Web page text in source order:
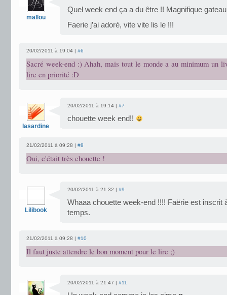
mallou
Quel week end ça a du être !! Magnifique
Faerie j’ai adoré, vite vite lis le !!!
20/02/2011 à 19:04 | #6
Sacré week-end :) Ahah, mais tout le monde a au minimum un
lire en priorité :D
lasardine
20/02/2011 à 19:14 | #7
chouette week end!!
21/02/2011 à 09:28 | #8
Oui, c'était très chouette !
Lilibook
20/02/2011 à 21:32 | #9
Whaaa chouette week-end !!!! Faërie est inscrit
temps.
21/02/2011 à 09:28 | #10
Il faut juste attendre le bon moment pour le lire ;)
20/02/2011 à 21:47 | #11